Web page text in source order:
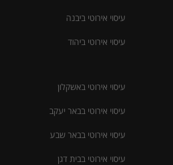
עיסוי אירוטי ביבנה
עיסוי אירוטי ביהוד
עיסוי אירוטי באשקלון
עיסוי אירוטי בבאר יעקב
עיסוי אירוטי בבאר שבע
עיסוי אירוטי בבית דגן